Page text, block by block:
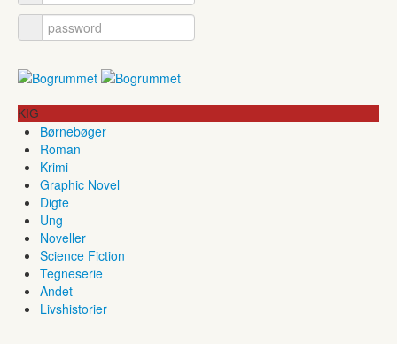
KIG
Børnebøger
Roman
Krimi
Graphic Novel
Digte
Ung
Noveller
Science Fiction
Tegneserie
Andet
Livshistorier